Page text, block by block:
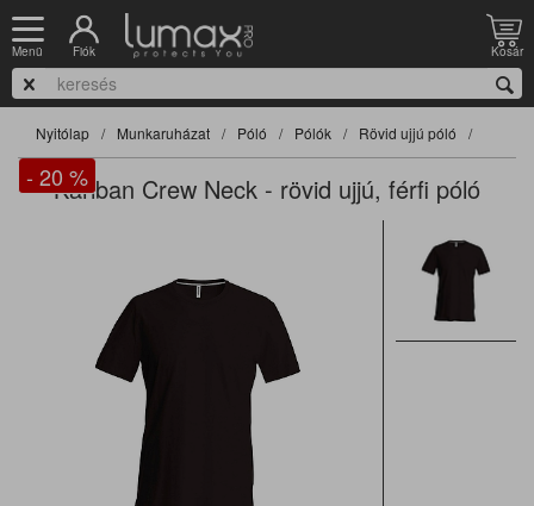
Menü Fiók Kosár
Nyitólap Munkaruházat Póló Pólók Rövid ujjú póló
Kariban Crew Neck - rövid ujjú, férfi póló
- 20 %